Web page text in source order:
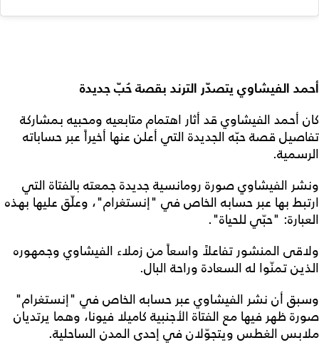
أحمد الفيشاوي يتصدّر الترند بقصة حُبّ جديدة
كان أحمد الفيشاوي قد أثار اهتمام متابعيه ومحبيه بمشاركة
تفاصيل قصة حبّه الجديدة التي أعلن عنها أخيراً عبر حساباته
الرسمية.
ونشر الفيشاوي صورة رومانسية جديدة جمعته بالفتاة التي
ارتبط بها عبر حسابه الخاص في "إنستغرام"، وعلّق عليها بهذه
العبارة: "حبّي للحياة".
ولاقى المنشور تفاعلاً واسعاً من زملاء الفيشاوي وجمهوره
الذين تمنّوا له السعادة وراحة البال.
وسبق أن نشر الفيشاوي عبر حسابه الخاص في "إنستغرام"
صورة ظهر فيها مع الفتاة الأجنبية كاميلا فيونا، وهما يرتديان
ملابس الغطس ويتجوّلان في إحدى المدن الساحلية.